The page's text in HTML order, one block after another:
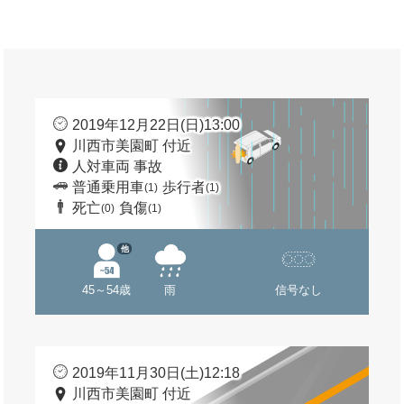
2019年12月22日(日)13:00
川西市美園町 付近
人対車両 事故
普通乗用車(1) 歩行者(1)
死亡(0) 負傷(1)
45～54歳
他
雨 信号なし
2019年11月30日(土)12:18
川西市美園町 付近